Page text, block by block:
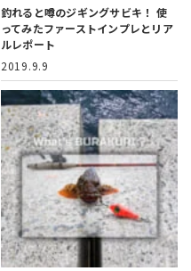
釣れると噂のジギングサビキ！ 使
ってみたファーストインプレとリア
ルレポート
2019.9.9